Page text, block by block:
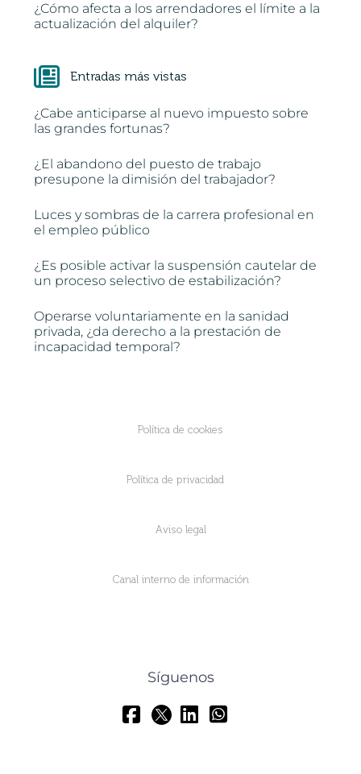
¿Cómo afecta a los arrendadores el límite a la
actualización del alquiler?
Entradas más vistas
¿Cabe anticiparse al nuevo impuesto sobre
las grandes fortunas?
¿El abandono del puesto de trabajo
presupone la dimisión del trabajador?
Luces y sombras de la carrera profesional en
el empleo público
¿Es posible activar la suspensión cautelar de
un proceso selectivo de estabilización?
Operarse voluntariamente en la sanidad
privada, ¿da derecho a la prestación de
incapacidad temporal?
Política de cookies
Política de privacidad
Aviso legal
Canal interno de información
Síguenos